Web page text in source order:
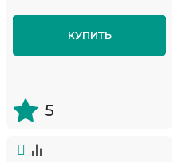
КУПИТЬ
5